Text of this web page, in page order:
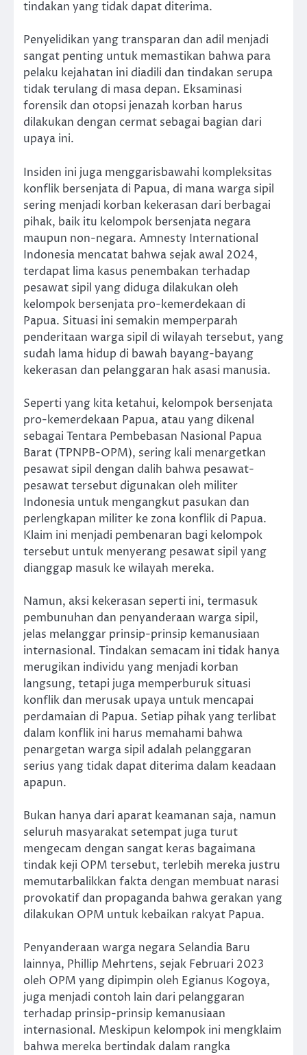
tindakan yang tidak dapat diterima.
Penyelidikan yang transparan dan adil menjadi
sangat penting untuk memastikan bahwa para
pelaku kejahatan ini diadili dan tindakan serupa
tidak terulang di masa depan. Eksaminasi
forensik dan otopsi jenazah korban harus
dilakukan dengan cermat sebagai bagian dari
upaya ini.
Insiden ini juga menggarisbawahi kompleksitas
konflik bersenjata di Papua, di mana warga sipil
sering menjadi korban kekerasan dari berbagai
pihak, baik itu kelompok bersenjata negara
maupun non-negara. Amnesty International
Indonesia mencatat bahwa sejak awal 2024,
terdapat lima kasus penembakan terhadap
pesawat sipil yang diduga dilakukan oleh
kelompok bersenjata pro-kemerdekaan di
Papua. Situasi ini semakin memperparah
penderitaan warga sipil di wilayah tersebut, yang
sudah lama hidup di bawah bayang-bayang
kekerasan dan pelanggaran hak asasi manusia.
Seperti yang kita ketahui, kelompok bersenjata
pro-kemerdekaan Papua, atau yang dikenal
sebagai Tentara Pembebasan Nasional Papua
Barat (TPNPB-OPM), sering kali menargetkan
pesawat sipil dengan dalih bahwa pesawat-
pesawat tersebut digunakan oleh militer
Indonesia untuk mengangkut pasukan dan
perlengkapan militer ke zona konflik di Papua.
Klaim ini menjadi pembenaran bagi kelompok
tersebut untuk menyerang pesawat sipil yang
dianggap masuk ke wilayah mereka.
Namun, aksi kekerasan seperti ini, termasuk
pembunuhan dan penyanderaan warga sipil,
jelas melanggar prinsip-prinsip kemanusiaan
internasional. Tindakan semacam ini tidak hanya
merugikan individu yang menjadi korban
langsung, tetapi juga memperburuk situasi
konflik dan merusak upaya untuk mencapai
perdamaian di Papua. Setiap pihak yang terlibat
dalam konflik ini harus memahami bahwa
penargetan warga sipil adalah pelanggaran
serius yang tidak dapat diterima dalam keadaan
apapun.
Bukan hanya dari aparat keamanan saja, namun
seluruh masyarakat setempat juga turut
mengecam dengan sangat keras bagaimana
tindak keji OPM tersebut, terlebih mereka justru
memutarbalikkan fakta dengan membuat narasi
provokatif dan propaganda bahwa gerakan yang
dilakukan OPM untuk kebaikan rakyat Papua.
Penyanderaan warga negara Selandia Baru
lainnya, Phillip Mehrtens, sejak Februari 2023
oleh OPM yang dipimpin oleh Egianus Kogoya,
juga menjadi contoh lain dari pelanggaran
terhadap prinsip-prinsip kemanusiaan
internasional. Meskipun kelompok ini mengklaim
bahwa mereka bertindak dalam rangka